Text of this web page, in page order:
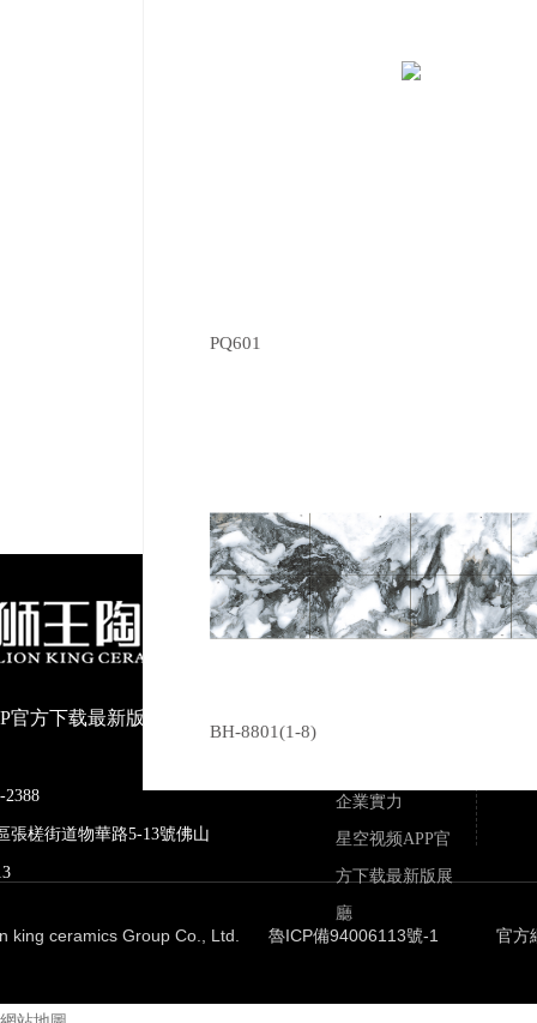
官方下载最新版陶瓷有限公
2388
區張槎街道物華路5-13號佛山
king ceramics Group Co., Ltd. 魯ICP備94006113號-1 官方
企業實力
星空视频APP官
方下载最新版展
廳
關於星空视频
PQ601
BH-8801(1-8)